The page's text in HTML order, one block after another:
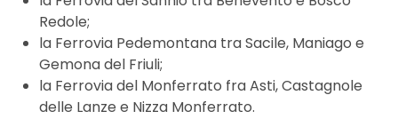
Redole;
la Ferrovia Pedemontana tra Sacile, Maniago e
Gemona del Friuli;
la Ferrovia del Monferrato fra Asti, Castagnole
delle Lanze e Nizza Monferrato.